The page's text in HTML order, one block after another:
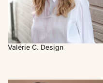
Valérie C. Design